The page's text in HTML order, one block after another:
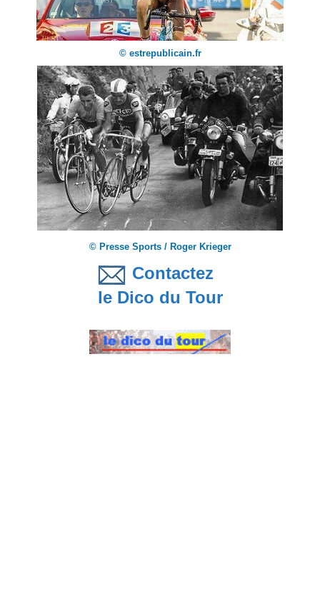
© estrepublicain.fr
© Presse Sports / Roger Krieger
Contactez
le Dico du Tour